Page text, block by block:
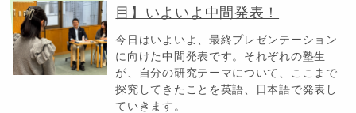
目】いよいよ中間発表！
今日はいよいよ、最終プレゼンテーション
に向けた中間発表です。それぞれの塾生
が、自分の研究テーマについて、ここまで
探究してきたことを英語、日本語で発表し
ていきます。